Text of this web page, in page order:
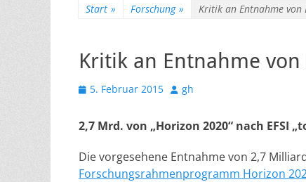
Start » Forschung » Kritik an Entnahme von
Kritik an Entnahme
Veröffentlicht
5. Februar 2015 Autor
gh
2,7 Mrd. von „Horizon 2020“ nach EFSI
Die vorgesehene Entnahme von 2,7
Forschungsrahmenprogramm Horizon